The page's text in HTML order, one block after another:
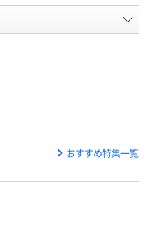
おすすめ特集一覧